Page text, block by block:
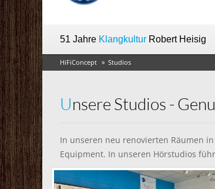
51 Jahre Klangkultur Robert Heisig
HiFiConcept Studios
Unsere Studios -
In unseren neu renovierten Räumen
Equipment. In unseren Hörstudios